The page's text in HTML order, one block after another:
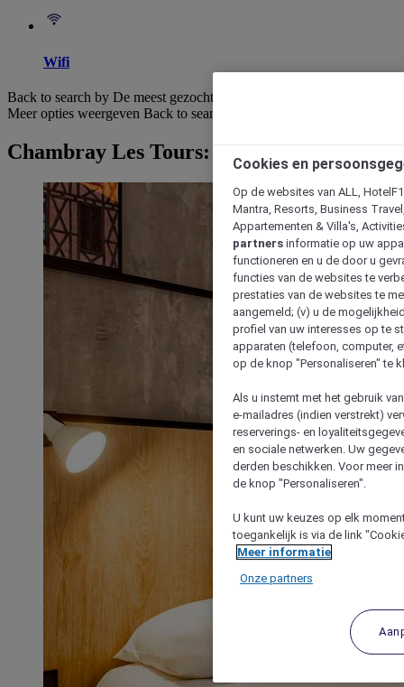
Wifi
Back to search by De meest gezochte
Meer opties weergeven Back to search by categories
Chambray Les Tours: Hotels bekijken
Cookies en
Op de websites van ALL,
Mantra, Resorts, Business
Appartementen & Villa's,
partners informatie op uw
functioneren en u de door u
functies van de websites te
prestaties van de websites te
aangemeld; (v) u de
profiel van uw interesses op te
apparaten (telefoon, computer,
op de knop "Personaliseren" te
Als u instemt met het gebruik
e-mailadres (indien verstrekt)
reserverings- en
en sociale netwerken. Uw
derden beschikken. Voor meer
de knop "Personaliseren".
U kunt uw keuzes op elk
toegankelijk is via de link
Meer informatie
Onze partners